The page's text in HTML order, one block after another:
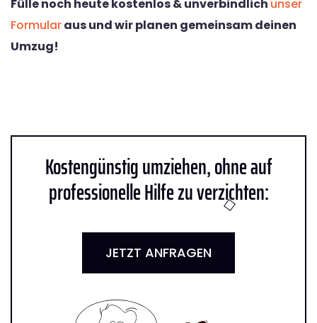
Fülle noch heute kostenlos & unverbindlich unser
Formularaus und wir planen gemeinsam deinen
Umzug!
Kostengünstig umziehen, ohne auf
professionelle Hilfe zu verzichten:
JETZT ANFRAGEN